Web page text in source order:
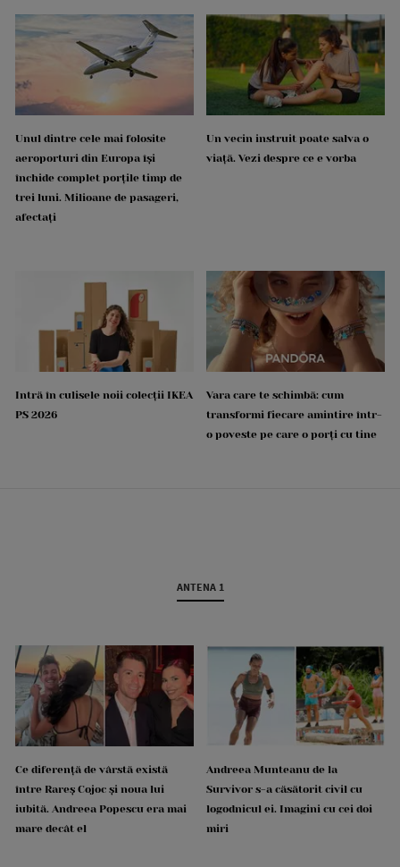
Unul dintre cele mai folosite
aeroporturi din Europa își
închide complet porțile timp de
trei luni. Milioane de pasageri,
afectați
Un vecin instruit poate salva o
viață. Vezi despre ce e vorba
Intră în culisele noii colecții IKEA
PS 2026
Vara care te schimbă: cum
transformi fiecare amintire într-
o poveste pe care o porți cu tine
ANTENA 1
Ce diferență de vârstă există
între Rareș Cojoc și noua lui
iubită. Andreea Popescu era mai
mare decât el
Andreea Munteanu de la
Survivor s-a căsătorit civil cu
logodnicul ei. Imagini cu cei doi
miri